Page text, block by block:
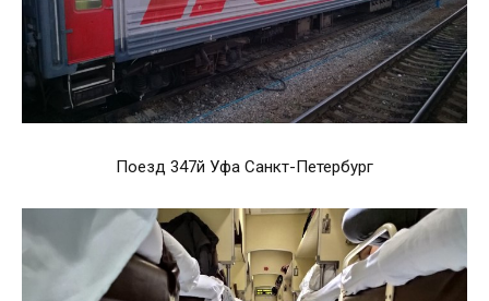
Поезд 347й Уфа Санкт-Петербург